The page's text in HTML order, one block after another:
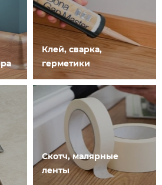
Клей, сварка,
герметики
Скотч, малярные
ленты